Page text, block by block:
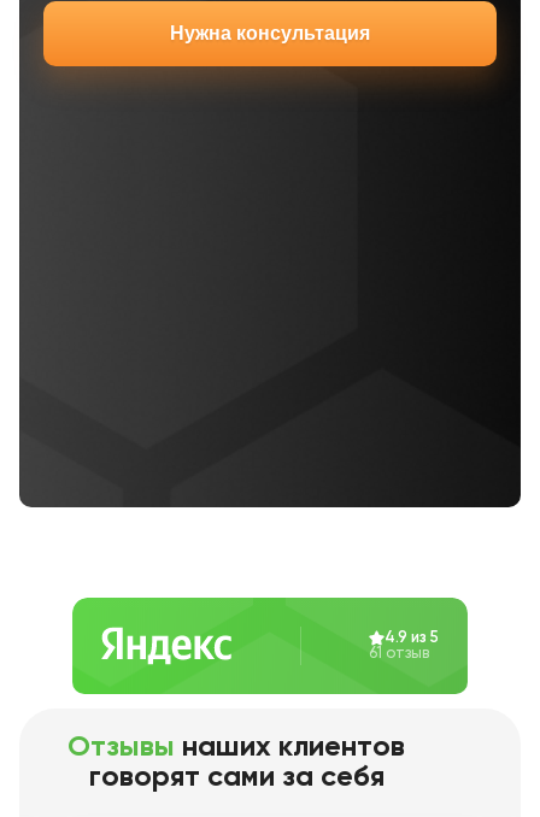
Нужна консультация
4.9 из 5
61 отзыв
Отзывы наших клиентов
говорят сами за себя